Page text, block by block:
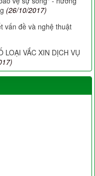
(26/10/2017)
vấn đề và nghệ thuật
LOẠI VẮC XIN DỊCH VỤ